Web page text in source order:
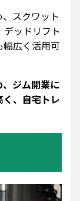
スクワット
ッドリフト
幅広く活用可
ジム開業に
、自宅トレ